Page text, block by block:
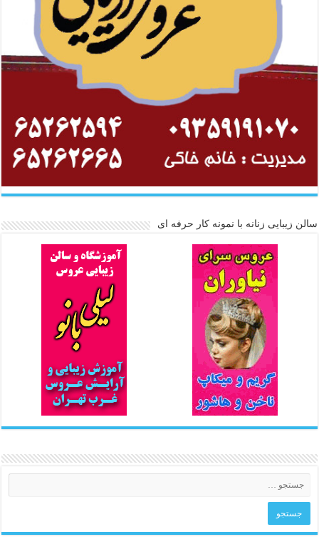
سالن زیبایی زنانه با نمونه کار حرفه ای